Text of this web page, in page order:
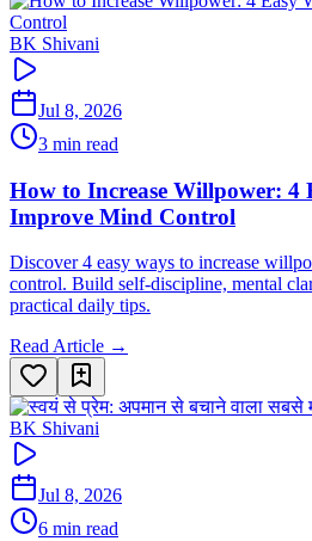
BK Shivani
Jul 8, 2026
3 min read
How to Increase Willpower: 4
Improve Mind Control
Discover 4 easy ways to increase
control. Build self-discipline, mental
practical daily tips.
Read Article →
BK Shivani
Jul 8, 2026
6 min read